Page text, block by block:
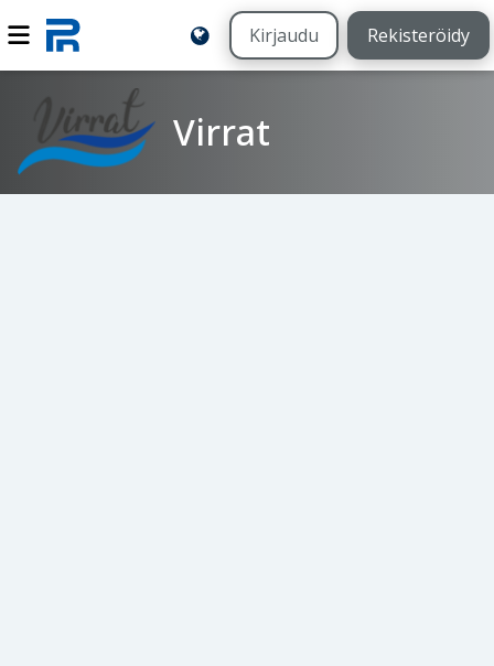
Kirjaudu Rekisteröidy
Virrat